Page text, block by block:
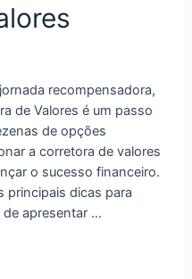
recompensadora,
de Valores é um passo
de opções
a corretora de valores
o sucesso financeiro.
principais dicas para
de apresentar …